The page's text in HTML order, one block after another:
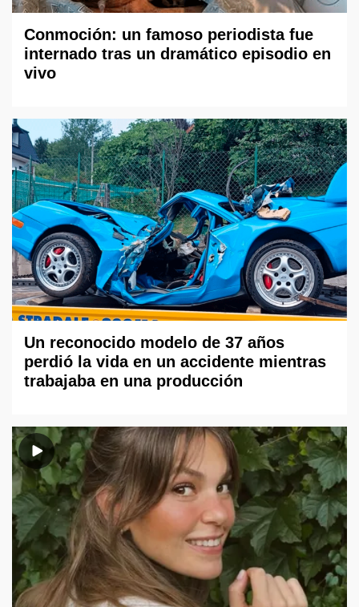
Conmoción: un famoso periodista fue
internado tras un dramático episodio en
vivo
Un reconocido modelo de 37 años
perdió la vida en un accidente mientras
trabajaba en una producción